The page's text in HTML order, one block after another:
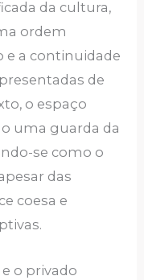
da cultura,
ordem
e a continuidade
de
o espaço
uma guarda da
se como o
das
coesa e
o privado